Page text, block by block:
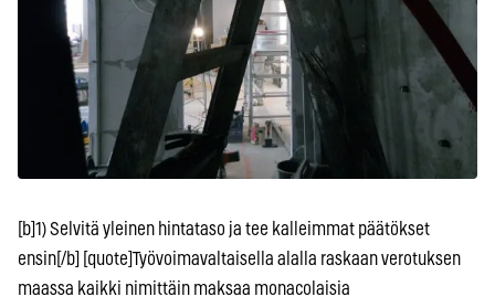
[b]1) Selvitä yleinen hintataso ja tee kalleimmat päätökset
ensin[/b] [quote]Työvoimavaltaisella alalla raskaan verotuksen
maassa kaikki nimittäin maksaa monacolaisia